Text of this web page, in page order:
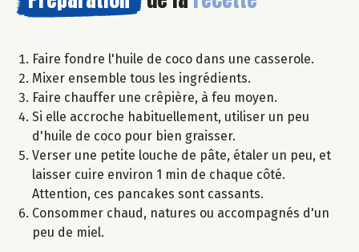
Faire fondre l'huile de coco dans une casserole.
Mixer ensemble tous les ingrédients.
Faire chauffer une crêpière, à feu moyen.
Si elle accroche habituellement, utiliser un peu
d'huile de coco pour bien graisser.
Verser une petite louche de pâte, étaler un peu, et
laisser cuire environ 1 min de chaque côté.
Attention, ces pancakes sont cassants.
Consommer chaud, natures ou accompagnés d'un
peu de miel.